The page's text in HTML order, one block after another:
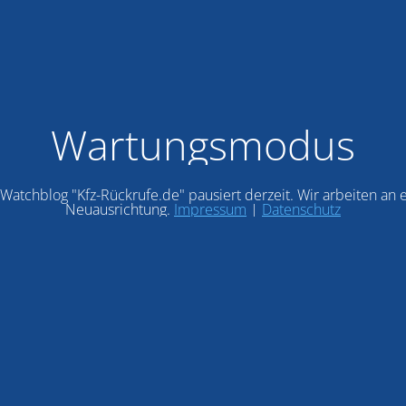
Wartungsmodus
"Kfz-Rückrufe.de" pausiert derzeit. Wir arbeiten an
Neuausrichtung. Impressum | Datenschutz